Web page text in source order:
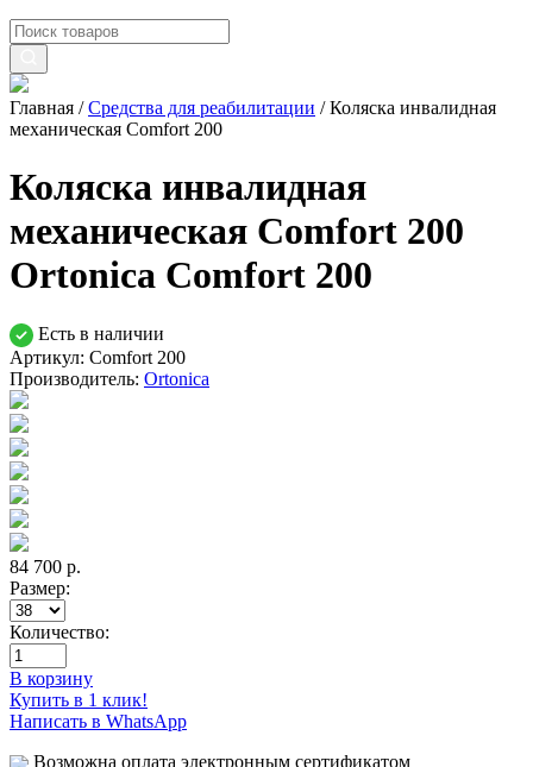
Главная /Средства для реабилитации /Коляска инвалидная
механическая Comfort 200
Коляска инвалидная
механическая Comfort 200
Ortonica Comfort 200
Есть в наличии
Артикул: Comfort 200
Производитель: Ortonica
84 700 р.
Размер:
Количество:
В корзину
Купить в 1 клик!
Написать в WhatsApp
Возможна оплата электронным сертификатом